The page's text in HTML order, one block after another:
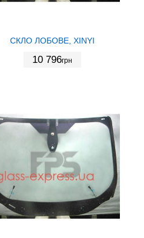
СКЛО ЛОБОВЕ, XINYI
10 796грн